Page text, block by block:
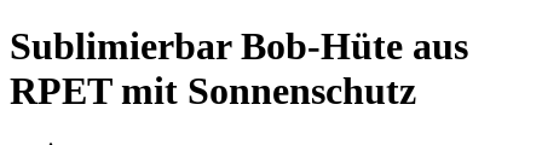
Sublimierbar Bob-Hüte aus
RPET mit Sonnenschutz